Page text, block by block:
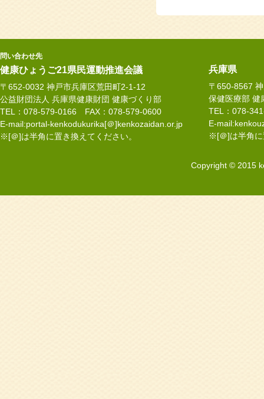
問い合わせ先
健康ひょうご21県民運動推進会議
〒652-0032 神戸市兵庫区荒田町2-1-12
公益財団法人 兵庫県健康財団 健康づくり部
TEL：078-579-0166 FAX：078-579-0600
E-mail:portal-kenkodukurika[＠]kenkozaidan.or.jp
※[＠]は半角に置き換えてください。
兵庫県
〒650-8567
保健医療部 健
TEL：078-
E-
※[＠]は半角に
Copyright © 2015